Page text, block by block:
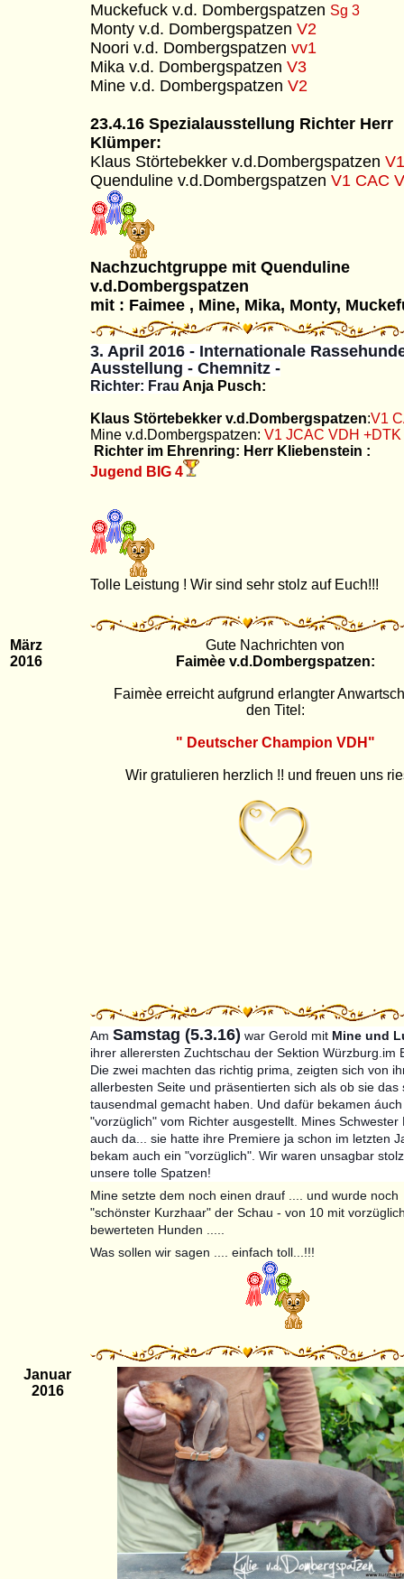
Muckefuck v.d. Dombergspatzen Sg 3
Monty v.d. Dombergspatzen V2
Noori v.d. Dombergspatzen vv1
Mika v.d. Dombergspatzen V3
Mine v.d. Dombergspatzen V2
23.4.16 Spezialausstellung Richter Herr
Klümper:
Klaus Störtebekker v.d.Dombergspatzen
Quenduline v.d.Dombergspatzen V1 CAC
Nachzuchtgruppe mit Quenduline
v.d.Dombergspatzen
mit : Faimee , Mine, Mika, Monty,
3. April 2016 - Internationale
Ausstellung - Chemnitz -
Richter: Frau Anja Pusch:
Klaus Störtebekker v.d.Dombergspatzen:V1
Mine v.d.Dombergspatzen: V1 JCAC VDH
Richter im Ehrenring: Herr Kliebenstein :
Jugend BIG 4
Tolle Leistung ! Wir sind sehr stolz auf Euch!!!
März
2016
Gute Nachrichten von
Faimèe v.d.Dombergspatzen:
Faimèe erreicht aufgrund erlangter
den Titel:
" Deutscher Champion VDH"
Wir gratulieren herzlich !! und freuen uns
Am Samstag (5.3.16) war Gerold mit Mine und
ihrer allerersten Zuchtschau der Sektion Würzburg.im
Die zwei machten das richtig prima, zeigten sich von
allerbesten Seite und präsentierten sich als ob sie das
tausendmal gemacht haben. Und dafür bekamen
"vorzüglich" vom Richter ausgestellt. Mines Schwester
auch da... sie hatte ihre Premiere ja schon im letzten
bekam auch ein "vorzüglich". Wir waren unsagbar
unsere tolle Spatzen!
Mine setzte dem noch einen drauf .... und wurde noch
"schönster Kurzhaar" der Schau - von 10 mit
bewerteten Hunden .....
Was sollen wir sagen .... einfach toll...!!!
Januar
2016